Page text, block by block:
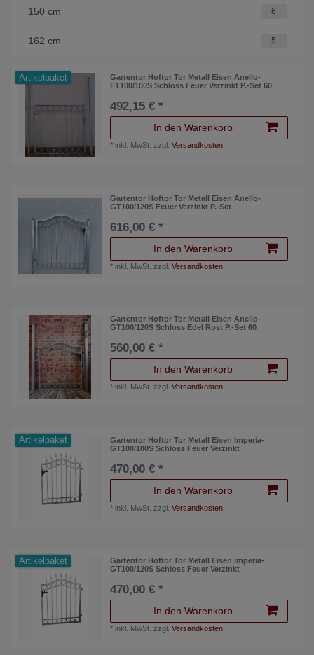
150 cm 6
162 cm 5
Artikelpaket
Gartentor Hoftor Tor Metall Eisen Anello-
FT100/100S Schloss Feuer Verzinkt P.-Set 60
492,15 € *
In den Warenkorb
* inkl. MwSt. zzgl.Versandkosten
Gartentor Hoftor Tor Metall Eisen Anello-
GT100/120S Feuer Verzinkt P.-Set
616,00 € *
In den Warenkorb
* inkl. MwSt. zzgl.Versandkosten
Gartentor Hoftor Tor Metall Eisen Anello-
GT100/120S Schloss Edel Rost P.-Set 60
560,00 € *
In den Warenkorb
* inkl. MwSt. zzgl.Versandkosten
Artikelpaket
Gartentor Hoftor Tor Metall Eisen Imperia-
GT100/100S Schloss Feuer Verzinkt
470,00 € *
In den Warenkorb
* inkl. MwSt. zzgl.Versandkosten
Artikelpaket
Gartentor Hoftor Tor Metall Eisen Imperia-
GT100/120S Schloss Feuer Verzinkt
470,00 € *
In den Warenkorb
* inkl. MwSt. zzgl.Versandkosten